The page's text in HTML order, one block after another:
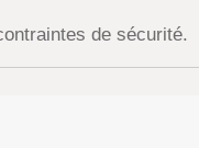
de sécurité.